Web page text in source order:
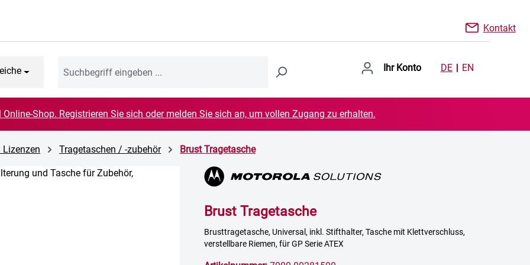
Kontakt
Ihr Konto DE EN
Shop. Registrieren Sie sich oder melden Sie sich an, um vollen Zugang zu erhalten.
Lizenzen Tragetaschen / -zubehör Brust Tragetasche
Brust Tragetasche
Brusttragetasche, Universal, inkl. Stifthalter, Tasche mit Klettverschluss,
verstellbare Riemen, für GP Serie ATEX